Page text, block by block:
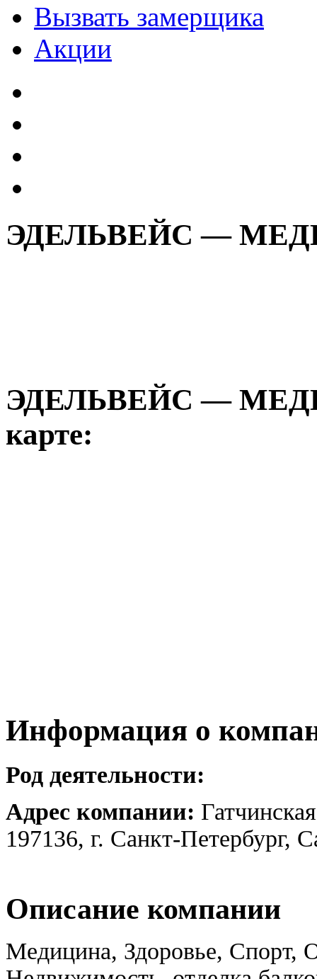
Вызвать замерщика
Акции
ЭДЕЛЬВЕЙС —
ЭДЕЛЬВЕЙС —
карте:
Информация о
Род деятельности:
Адрес компании:
197136, г. Санкт-Петербург,
Описание компании
Медицина, Здоровье, Спорт,